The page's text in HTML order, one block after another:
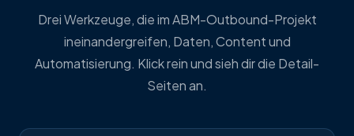
Drei Werkzeuge, die im ABM-Outbound-Projekt
ineinandergreifen, Daten, Content und
Automatisierung. Klick rein und sieh dir die Detail-
Seiten an.